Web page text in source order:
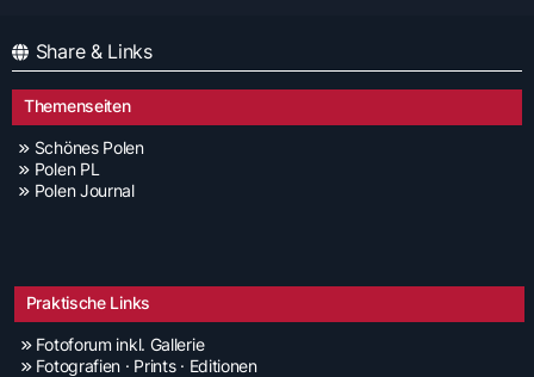
Share & Links
Themenseiten
Schönes Polen
Polen PL
Polen Journal
Praktische Links
Fotoforum inkl. Gallerie
Fotografien · Prints · Editionen